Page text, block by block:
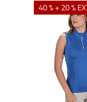
40 % + 20 %